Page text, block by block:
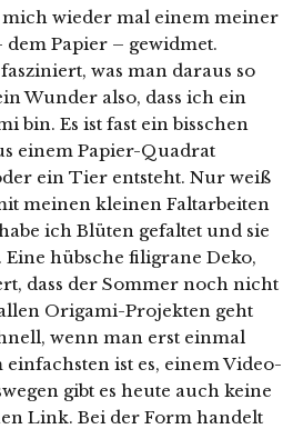
mich wieder mal einem meiner
Papier – gewidmet.
was man daraus so
Wunder also, dass ich ein
bin. Es ist fast ein bisschen
einem Papier-Quadrat
ein Tier entsteht. Nur weiß
meinen kleinen Faltarbeiten
ich Blüten gefaltet und sie
Eine hübsche filigrane Deko,
dass der Sommer noch nicht
Origami-Projekten geht
wenn man erst einmal
ist es, einem Video-
gibt es heute auch keine
Link. Bei der Form handelt